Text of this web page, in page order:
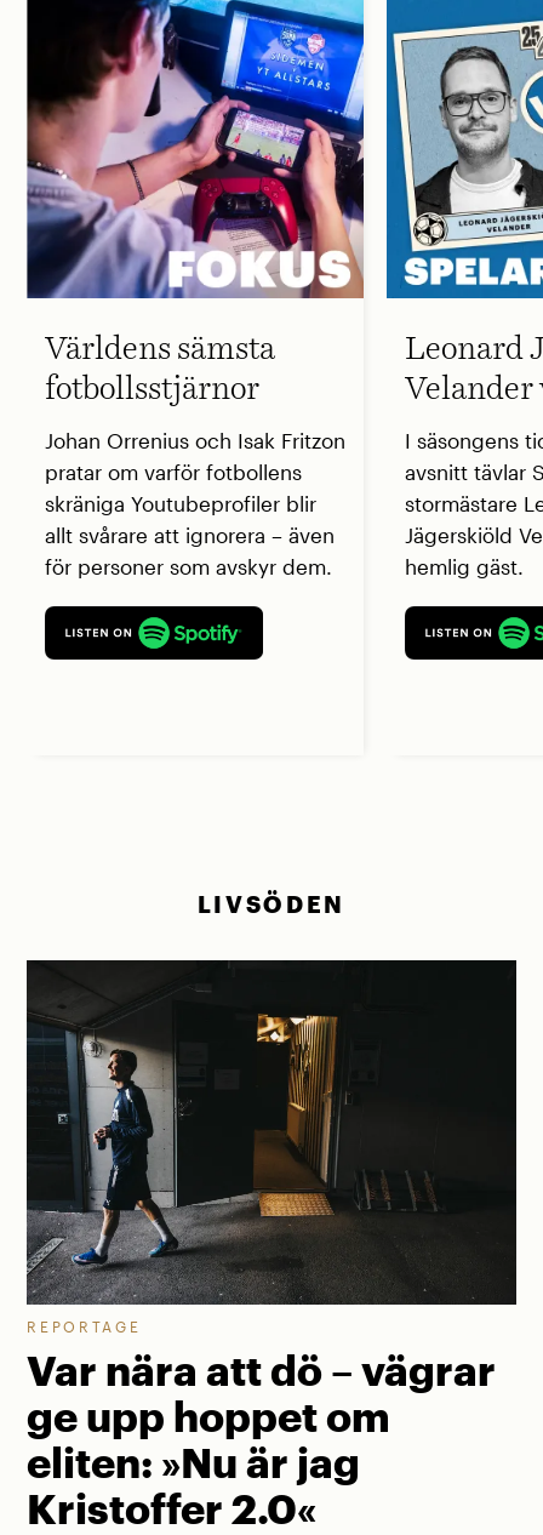
Världens sämsta
fotbollsstjärnor
Johan Orrenius och Isak Fritzon
pratar om varför fotbollens
skräniga Youtubeprofiler blir
allt svårare att ignorera – även
för personer som avskyr dem.
Leonard
Velander
I säsongens
avsnitt tävlar
stormästare
Jägerskiöld
hemlig gäst.
LIVSÖDEN
REPORTAGE
Var nära att dö – vägrar
ge upp hoppet om
eliten: »Nu är jag
Kristoffer 2.0«